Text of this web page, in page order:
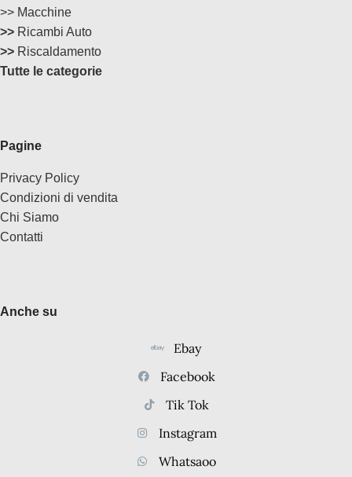
>> Macchine
>> Ricambi Auto
>> Riscaldamento
Tutte le categorie
Pagine
Privacy Policy
Condizioni di vendita
Chi Siamo
Contatti
Anche su
Ebay
Facebook
Tik Tok
Instagram
Whatsaoo